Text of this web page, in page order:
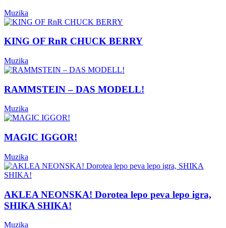
Muzika
KING OF RnR CHUCK BERRY
Muzika
RAMMSTEIN – DAS MODELL!
Muzika
MAGIC IGGOR!
Muzika
AKLEA NEONSKA! Dorotea lepo peva lepo igra,
SHIKA SHIKA!
Muzika